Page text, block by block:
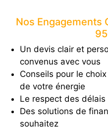
Nos Engagements
Un devis clair et
convenus avec vous
Conseils pour le
de votre énergie
Le respect des
Des solutions de
souhaitez